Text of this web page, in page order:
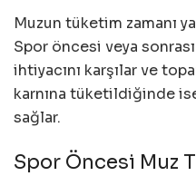
Muzun tüketim zamanı
Spor öncesi veya
ihtiyacını karşılar ve
karnına tüketildiğinde
sağlar.
Spor Öncesi Muz